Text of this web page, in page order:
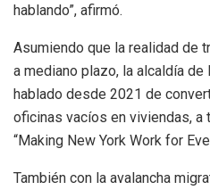
hablando”, afirmó.
Asumiendo que la realidad de
a mediano plazo, la alcaldía de
hablado desde 2021 de
oficinas vacíos en viviendas, a
“Making New York Work for
También con la avalancha